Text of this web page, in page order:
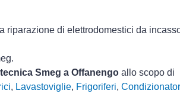
riparazione di elettrodomestici da
Smeg a Offanengo allo scopo di
, Lavastoviglie, Frigoriferi,